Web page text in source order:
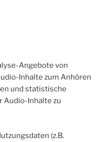
Angebote von
Inhalte zum Anhören
und statistische
Audio-Inhalte zu
(z.B.